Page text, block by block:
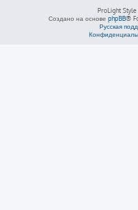
ProLight Style
Создано на основе phpBB®
Русская